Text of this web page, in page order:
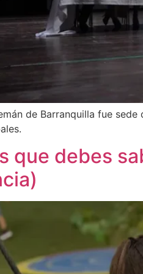
de Barranquilla fue
que debes